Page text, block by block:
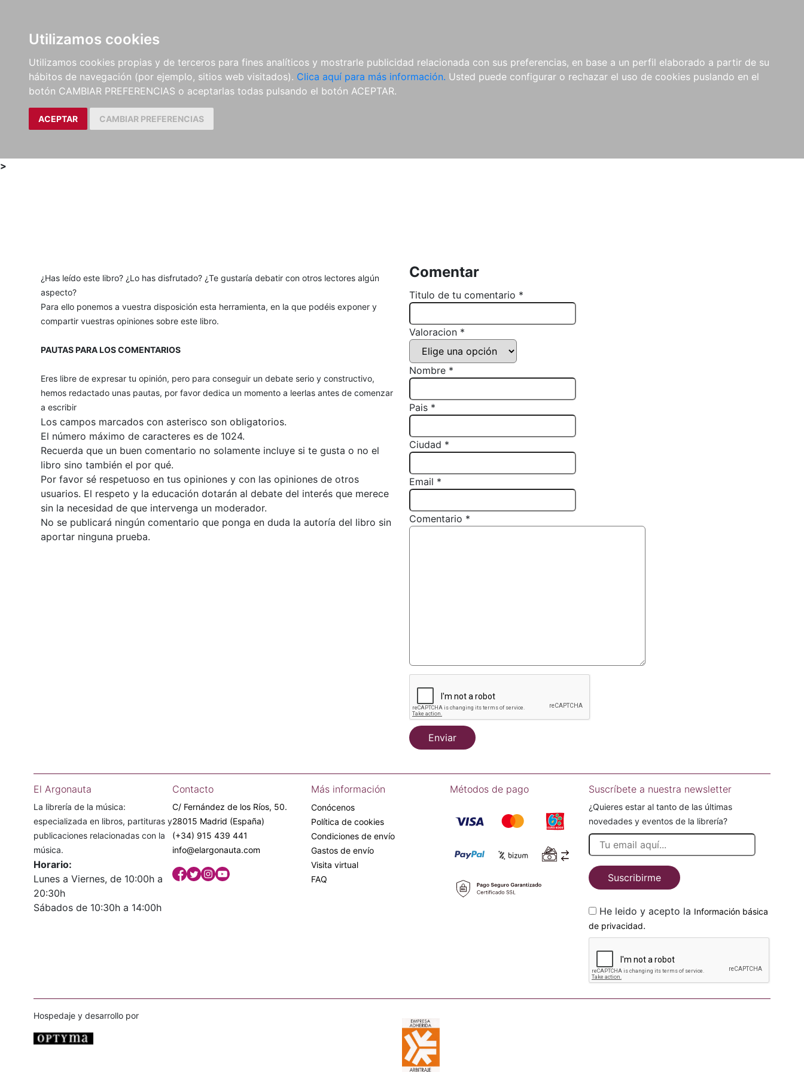
Utilizamos cookies
Utilizamos cookies propias y de terceros para fines analíticos y mostrarle publicidad relacionada con sus preferencias, en base a un perfil elaborado a partir de su
hábitos de navegación (por ejemplo, sitios web visitados). Clica aquí para más información. Usted puede configurar o rechazar el uso de cookies puslando en el
botón CAMBIAR PREFERENCIAS o aceptarlas todas pulsando el botón ACEPTAR.
ACEPTAR CAMBIAR PREFERENCIAS
LIBROS
MÉTODOS Y
EJERCICIOS
PARTITURAS Y EDICIONES
CRÍTICAS
REVISTAS
CDS Y
DVDS
MATERIAL
COMPLEMENTARIO
NOVEDADES NOTICIAS
COMPRAS
INSTITUCIONALES
>
¿Has leído este libro? ¿Lo has disfrutado? ¿Te gustaría debatir con otros lectores algún
aspecto?
Para ello ponemos a vuestra disposición esta herramienta, en la que podéis exponer y
compartir vuestras opiniones sobre este libro.
PAUTAS PARA LOS COMENTARIOS
Eres libre de expresar tu opinión, pero para conseguir un debate serio y constructivo,
hemos redactado unas pautas, por favor dedica un momento a leerlas antes de comenzar
a escribir
Los campos marcados con asterisco son obligatorios.
El número máximo de caracteres es de 1024.
Recuerda que un buen comentario no solamente incluye si te gusta o no el
libro sino también el por qué.
Por favor sé respetuoso en tus opiniones y con las opiniones de otros
usuarios. El respeto y la educación dotarán al debate del interés que merece
sin la necesidad de que intervenga un moderador.
No se publicará ningún comentario que ponga en duda la autoría del libro sin
aportar ninguna prueba.
Comentar
Titulo de tu comentario *
Valoracion *
Nombre *
Pais *
Ciudad *
Email *
Comentario *
Enviar
El Argonauta
La librería de la música:
especializada en libros, partituras y
publicaciones relacionadas con la
música.
Horario:
Lunes a Viernes, de 10:00h a
20:30h
Sábados de 10:30h a 14:00h
Contacto
C/ Fernández de los Ríos, 50.
28015 Madrid (España)
(+34) 915 439 441
info@elargonauta.com
Más información
Conócenos
Política de cookies
Condiciones de envío
Gastos de envío
Visita virtual
FAQ
Métodos de pago Suscríbete a nuestra newsletter
¿Quieres estar al tanto de las últimas
novedades y eventos de la librería?
Suscribirme
He leido y acepto la Información básica
de privacidad.
Hospedaje y desarrollo por